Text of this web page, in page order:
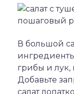
В большой
грибы и лук,
Добавьте
салат